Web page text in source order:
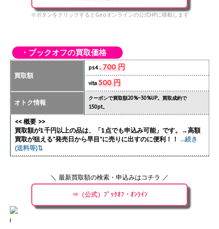
※ボタンをクリックするとGeoオンラインの公式HPに移動します
・ブックオフの買取価格
買取額
ps4 ;700 円
vita 500 円
オトク情報
クーポンで買取額20%~30%UP。買取成約で
150pt。
<< 概要 >>
買取額が1千円以上の品は、「1点でも申込み可能」です。→高額
買取が狙える”発売日から早目”に売りに出すのに便利！！ ...続き
(送料等)⇅
＼ 最新買取額の検索・申込みはコチラ ／
⇒（公式）ﾌﾞｯｸｵﾌ・ｵﾝﾗｲﾝ